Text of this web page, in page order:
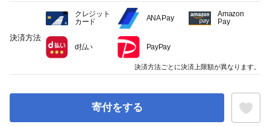
寄付をする
決済方法
クレジット
カード
ANA Pay
Amazon
Pay
d払い PayPay
決済方法ごとに決済上限額が異なります。